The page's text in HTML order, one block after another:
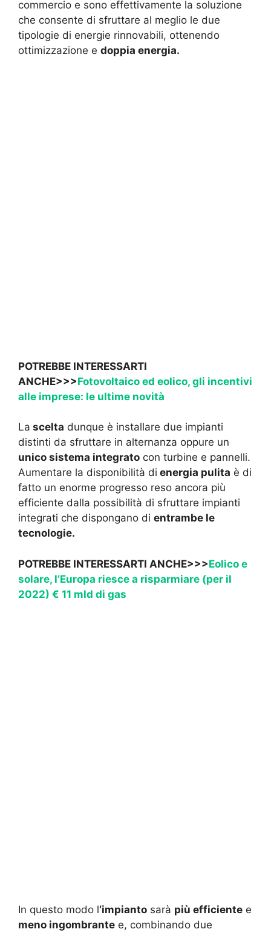
commercio e sono effettivamente la soluzione
che consente di sfruttare al meglio le due
tipologie di energie rinnovabili, ottenendo
ottimizzazione e doppia energia.
POTREBBE INTERESSARTI
ANCHE>>>Fotovoltaico ed eolico, gli incentivi
alle imprese: le ultime novità
La scelta dunque è installare due impianti
distinti da sfruttare in alternanza oppure un
unico sistema integrato con turbine e pannelli.
Aumentare la disponibilità di energia pulita è di
fatto un enorme progresso reso ancora più
efficiente dalla possibilità di sfruttare impianti
integrati che dispongano di entrambe le
tecnologie.
POTREBBE INTERESSARTI ANCHE>>>Eolico e
solare, l’Europa riesce a risparmiare (per il
2022) € 11 mld di gas
In questo modo l‘impianto sarà più efficiente e
meno ingombrante e, combinando due